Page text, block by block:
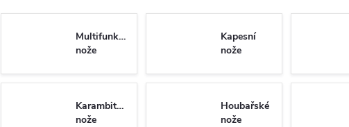
Multifunkční
nože
Kapesní
nože
Karambitové
nože
Houbařské
nože